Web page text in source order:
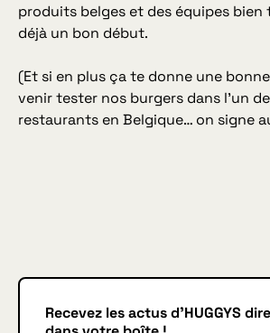
produits belges et des équipes bien
déjà un bon début.
(Et si en plus ça te donne une
venir tester nos burgers dans l’un
restaurants en Belgique… on signe
Recevez les actus d'HUGGYS